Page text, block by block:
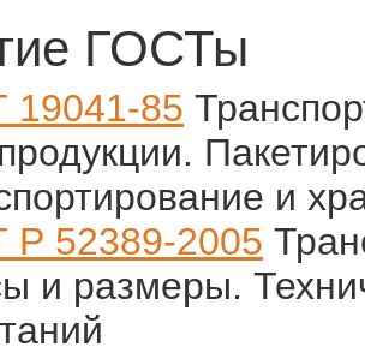
ГОСТы
19041-85
и
Р 52389-2005
и размеры.